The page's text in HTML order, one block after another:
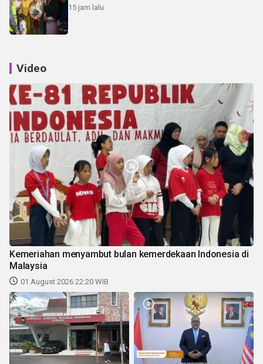
15 jam lalu
Video
Kemeriahan menyambut bulan kemerdekaan Indonesia di
Malaysia
01 August 2026 22:20 WIB